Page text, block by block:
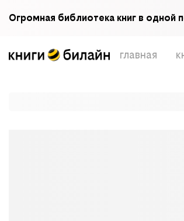
Огромная библиотека книг в одной
главная